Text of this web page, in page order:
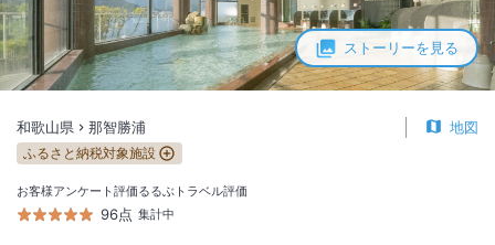
ストーリーを見る
和歌山県 那智勝浦 地図
ふるさと納税対象施設
お客様アンケート評価
96点
るるぶトラベル評価
集計中